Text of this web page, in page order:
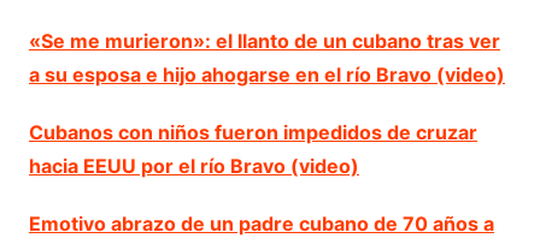
«Se me murieron»: el llanto de un cubano tras ver
a su esposa e hijo ahogarse en el río Bravo (video)
Cubanos con niños fueron impedidos de cruzar
hacia EEUU por el río Bravo (video)
Emotivo abrazo de un padre cubano de 70 años a